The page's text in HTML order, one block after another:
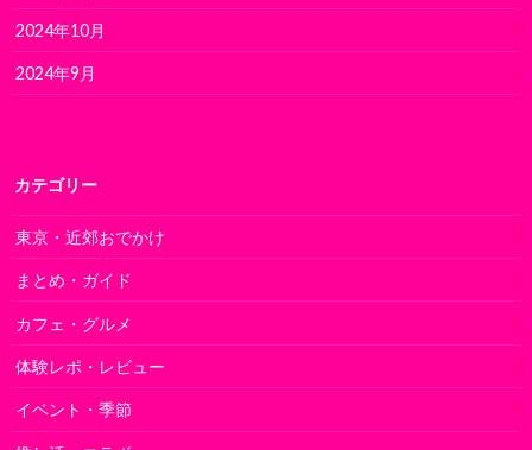
2024年10月
2024年9月
カテゴリー
東京・近郊おでかけ
まとめ・ガイド
カフェ・グルメ
体験レポ・レビュー
イベント・季節